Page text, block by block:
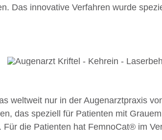
Das innovative Verfahren wurde
weltweit nur in der Augenarztpraxis
das speziell für Patienten mit
die Patienten hat FemnoCat® im